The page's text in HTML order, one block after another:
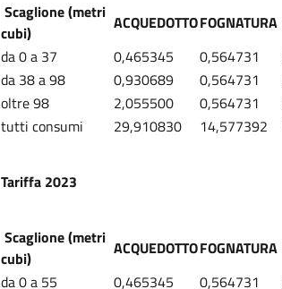
Scaglione (metri
cubi)
ACQUEDOTTOFOGNATURA
da 0 a 37 0,465345 0,564731
da 38 a 98 0,930689 0,564731
oltre 98 2,055500 0,564731
tutti consumi 29,910830 14,577392
Tariffa 2023
Scaglione (metri
cubi)
ACQUEDOTTOFOGNATURA
da 0 a 55 0,465345 0,564731